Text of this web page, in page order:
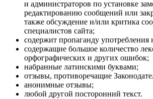
и администраторов по установке
редактированию сообщений или
также обсуждение и/или критика
специалистов сайта;
содержит пропаганду употребления
содержащие большое количество
орфографических и других ошибок;
набранные латинскими буквами;
отзывы, противоречащие
анонимные отзывы;
любой другой посторонний текст.